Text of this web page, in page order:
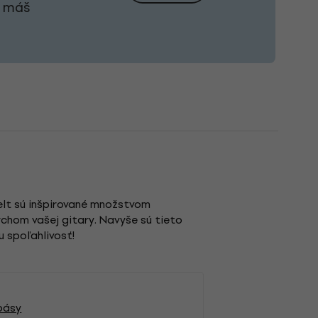
sú inšpirované množstvom
vašej gitary. Navyše sú tieto
spoľahlivosť!